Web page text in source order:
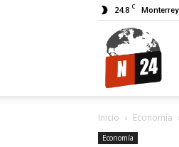
24.8 C Monterrey
Inicio Economía
Economía